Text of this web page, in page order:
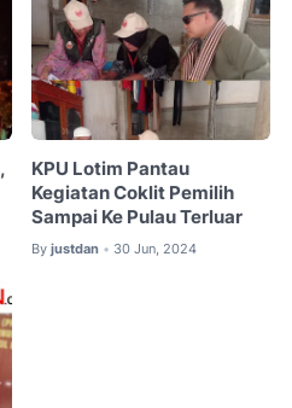
KPU Lotim Pantau
Kegiatan Coklit Pemilih
Sampai Ke Pulau Terluar
By justdan • 30 Jun, 2024